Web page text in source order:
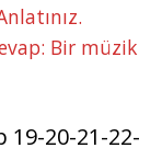
Bir müzik
19-20-21-22-